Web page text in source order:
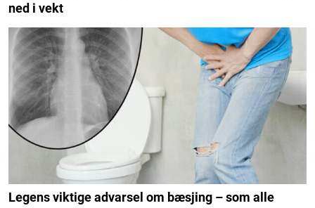
ned i vekt
Legens viktige advarsel om bæsjing – som alle